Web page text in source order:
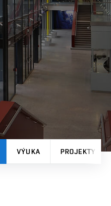
VÝUKA PROJEKTY